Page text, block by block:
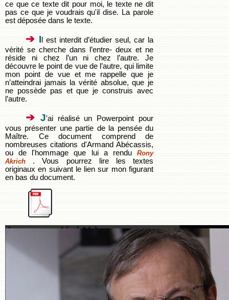
ce que ce texte dit pour moi, le texte ne dit
pas ce que je voudrais qu'il dise. La parole
est déposée dans le texte.
➔ I l est interdit d’étudier seul, car la
vérité se cherche dans l’entre- deux et ne
réside ni chez l’un ni chez l’autre. Je
découvre le point de vue de l’autre, qui limite
mon point de vue et me rappelle que je
n’atteindrai jamais la vérité absolue, que je
ne possède pas et que je construis avec
l’autre.
➔ J'ai réalisé un Powerpoint pour
vous présenter une partie de la pensée du
Maître. Ce document comprend de
nombreuses citations d'Armand Abécassis,
ou de l'hommage que lui a rendu Rony
Akrich . Vous pourrez lire les textes
originaux en suivant le lien sur mon figurant
en bas du document.